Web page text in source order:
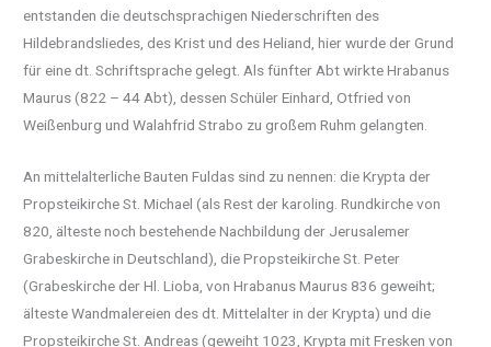
entstanden die deutschsprachigen Niederschriften des
Hildebrandsliedes, des Krist und des Heliand, hier wurde der Grund
für eine dt. Schriftsprache gelegt. Als fünfter Abt wirkte Hrabanus
Maurus (822 – 44 Abt), dessen Schüler Einhard, Otfried von
Weißenburg und Walahfrid Strabo zu großem Ruhm gelangten.
An mittelalterliche Bauten Fuldas sind zu nennen: die Krypta der
Propsteikirche St. Michael (als Rest der karoling. Rundkirche von
820, älteste noch bestehende Nachbildung der Jerusalemer
Grabeskirche in Deutschland), die Propsteikirche St. Peter
(Grabeskirche der Hl. Lioba, von Hrabanus Maurus 836 geweiht;
älteste Wandmalereien des dt. Mittelalter in der Krypta) und die
Propsteikirche St. Andreas (geweiht 1023, Krypta mit Fresken von